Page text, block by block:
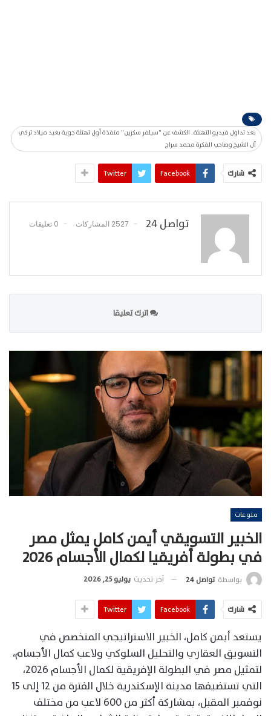
بعد تداول فيديو التهنئة.. الكشف عن "سيلفر سكرين" منفذة أول تهنئة جوية بعيد ميلاد تركي
آل الشيخ وصاحب الفكرة محمد سراج
شارك Facebook
Twitter
تواصل 24 2527 المشاركات 0 تعليقات
اترك تعليقا
منوعات
الخبير التسويقي أيمن كامل يمثل مصر
في بطولة أفريقيا لكمال الأجسام 2026
بواسطة تواصل 24 آخر تحديث يوليو 25, 2026
شارك Facebook
Twitter
يستعد أيمن كامل، الخبير الاستراتيجي المتخصص في
التسويق العقاري والتحليل السلوكي ولاعب كمال الأجسام،
لتمثيل مصر في البطولة الإفريقية لكمال الأجسام 2026،
التي تستضيفها مدينة الإسكندرية خلال الفترة من 12 إلى 15
نوفمبر المقبل، بمشاركة أكثر من 600 لاعب من مختلف